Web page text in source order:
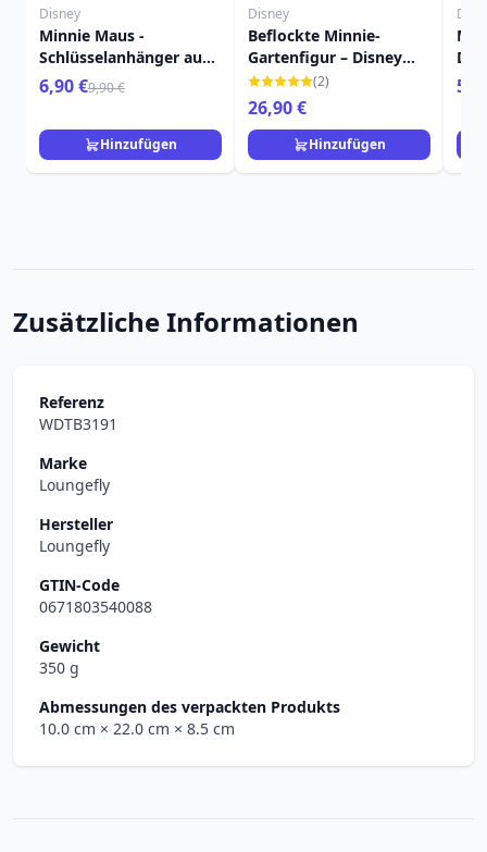
Disney
Minnie Maus -
Schlüsselanhänger aus
Metall – Disney
6,90 €9,90 €
Hinzufügen
Disney
Beflockte Minnie-
Gartenfigur – Disney
Mickey und Freunde
(2)
26,90 €
Hinzufügen
Zusätzliche Informationen
Referenz
WDTB3191
Marke
Loungefly
Hersteller
Loungefly
GTIN-Code
0671803540088
Gewicht
350 g
Abmessungen des verpackten Produkts
10.0 cm × 22.0 cm × 8.5 cm